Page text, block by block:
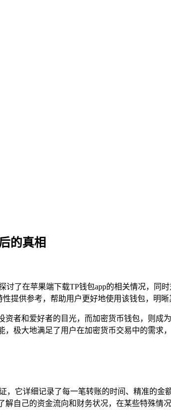
的真相
讨了在苹果端下载TP钱包app的相关情况，同
提供参考，帮助用户更好地使用该钱包，明晰
者和爱好者的目光，而加密货币钱包，则成
极大地满足了用户在加密货币交易中的需求
它详细记录了每一笔转账的时间、精准的金
自己的资金流向和财务状况，在某些特殊情